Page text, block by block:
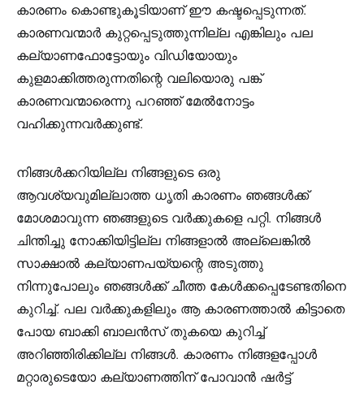
കാരണം കൊണ്ടുകൂടിയാണ് ഈ കഷ്ടപ്പെടുന്നത്.
കാരണവന്മാർ കുറ്റപ്പെടുത്തുന്നില്ല എങ്കിലും പല
കല്യാണഫോട്ടോയും വിഡിയോയും
കുളമാക്കിത്തരുന്നതിന്റെ വലിയൊരു പങ്ക്
കാരണവന്മാരെന്നു പറഞ്ഞ് മേൽനോട്ടം
വഹിക്കുന്നവർക്കുണ്ട്.
നിങ്ങൾക്കറിയില്ല നിങ്ങളുടെ ഒരു
ആവശ്യവുമില്ലാത്ത ധൃതി കാരണം ഞങ്ങൾക്ക്
മോശമാവുന്ന ഞങ്ങളുടെ വർക്കുകളെ പറ്റി. നിങ്ങൾ
ചിന്തിച്ചു നോക്കിയിട്ടില്ല നിങ്ങളാൽ അല്ലെങ്കിൽ
സാക്ഷാൽ കല്യാണപയ്യന്റെ അടുത്തു
നിന്നുപോലും ഞങ്ങൾക്ക് ചീത്ത കേൾക്കപ്പെടേണ്ടതിനെ
കുറിച്ച്. പല വർക്കുകളിലും ആ കാരണത്താൽ കിട്ടാതെ
പോയ ബാക്കി ബാലൻസ് തുകയെ കുറിച്ച്
അറിഞ്ഞിരിക്കില്ല നിങ്ങൾ. കാരണം നിങ്ങളപ്പോൾ
മറ്റാരുടെയോ കല്യാണത്തിന് പോവാൻ ഷർട്ട്‌